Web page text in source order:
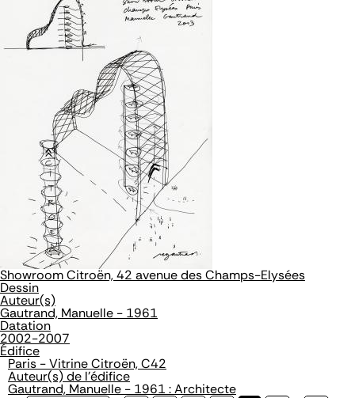
Showroom Citroën, 42 avenue des Champs-Elysées
Dessin
Auteur(s)
Gautrand, Manuelle - 1961
Datation
2002-2007
Édifice
Paris - Vitrine Citroën, C42
Auteur(s) de l'édifice
Gautrand, Manuelle - 1961 : Architecte